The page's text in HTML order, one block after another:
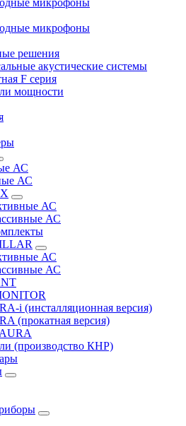
микрофоны
решения
акустические системы
F серия
мощности
АС
АС
АС
АС
АС
АС
i (инсталляционная версия)
(прокатная версия)
(производство КНР)